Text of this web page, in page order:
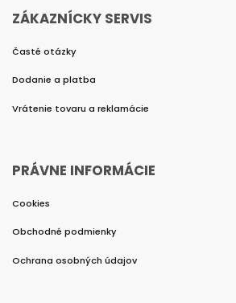
ZÁKAZNÍCKY SERVIS
Časté otázky
Dodanie a platba
Vrátenie tovaru a reklamácie
PRÁVNE INFORMÁCIE
Cookies
Obchodné podmienky
Ochrana osobných údajov